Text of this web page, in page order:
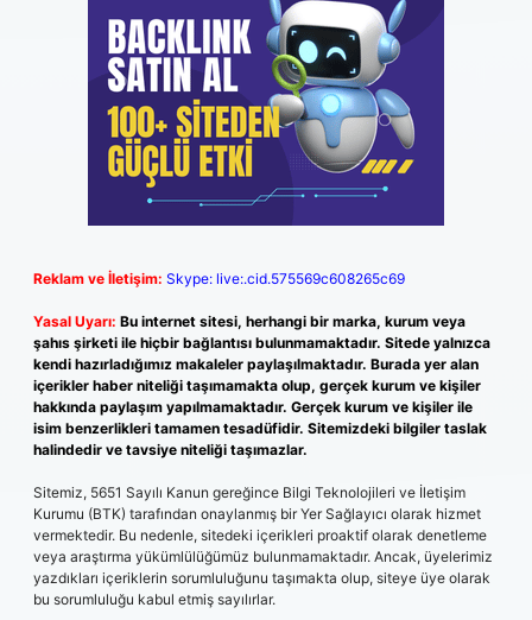
Reklam ve İletişim: Skype: live:.cid.575569c608265c69
Yasal Uyarı: Bu internet sitesi, herhangi bir marka, kurum veya
şahıs şirketi ile hiçbir bağlantısı bulunmamaktadır. Sitede yalnızca
kendi hazırladığımız makaleler paylaşılmaktadır. Burada yer alan
içerikler haber niteliği taşımamakta olup, gerçek kurum ve kişiler
hakkında paylaşım yapılmamaktadır. Gerçek kurum ve kişiler ile
isim benzerlikleri tamamen tesadüfidir. Sitemizdeki bilgiler taslak
halindedir ve tavsiye niteliği taşımazlar.
Sitemiz, 5651 Sayılı Kanun gereğince Bilgi Teknolojileri ve İletişim
Kurumu (BTK) tarafından onaylanmış bir Yer Sağlayıcı olarak hizmet
vermektedir. Bu nedenle, sitedeki içerikleri proaktif olarak denetleme
veya araştırma yükümlülüğümüz bulunmamaktadır. Ancak, üyelerimiz
yazdıkları içeriklerin sorumluluğunu taşımakta olup, siteye üye olarak
bu sorumluluğu kabul etmiş sayılırlar.